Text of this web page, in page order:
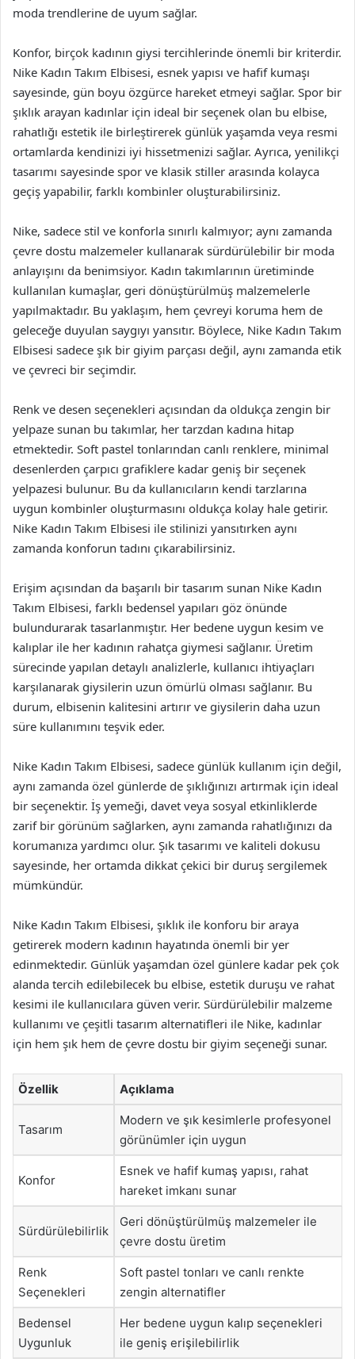
moda trendlerine de uyum sağlar.
Konfor, birçok kadının giysi tercihlerinde önemli bir kriterdir.
Nike Kadın Takım Elbisesi, esnek yapısı ve hafif kumaşı
sayesinde, gün boyu özgürce hareket etmeyi sağlar. Spor bir
şıklık arayan kadınlar için ideal bir seçenek olan bu elbise,
rahatlığı estetik ile birleştirerek günlük yaşamda veya resmi
ortamlarda kendinizi iyi hissetmenizi sağlar. Ayrıca, yenilikçi
tasarımı sayesinde spor ve klasik stiller arasında kolayca
geçiş yapabilir, farklı kombinler oluşturabilirsiniz.
Nike, sadece stil ve konforla sınırlı kalmıyor; aynı zamanda
çevre dostu malzemeler kullanarak sürdürülebilir bir moda
anlayışını da benimsiyor. Kadın takımlarının üretiminde
kullanılan kumaşlar, geri dönüştürülmüş malzemelerle
yapılmaktadır. Bu yaklaşım, hem çevreyi koruma hem de
geleceğe duyulan saygıyı yansıtır. Böylece, Nike Kadın Takım
Elbisesi sadece şık bir giyim parçası değil, aynı zamanda etik
ve çevreci bir seçimdir.
Renk ve desen seçenekleri açısından da oldukça zengin bir
yelpaze sunan bu takımlar, her tarzdan kadına hitap
etmektedir. Soft pastel tonlarından canlı renklere, minimal
desenlerden çarpıcı grafiklere kadar geniş bir seçenek
yelpazesi bulunur. Bu da kullanıcıların kendi tarzlarına
uygun kombinler oluşturmasını oldukça kolay hale getirir.
Nike Kadın Takım Elbisesi ile stilinizi yansıtırken aynı
zamanda konforun tadını çıkarabilirsiniz.
Erişim açısından da başarılı bir tasarım sunan Nike Kadın
Takım Elbisesi, farklı bedensel yapıları göz önünde
bulundurarak tasarlanmıştır. Her bedene uygun kesim ve
kalıplar ile her kadının rahatça giymesi sağlanır. Üretim
sürecinde yapılan detaylı analizlerle, kullanıcı ihtiyaçları
karşılanarak giysilerin uzun ömürlü olması sağlanır. Bu
durum, elbisenin kalitesini artırır ve giysilerin daha uzun
süre kullanımını teşvik eder.
Nike Kadın Takım Elbisesi, sadece günlük kullanım için değil,
aynı zamanda özel günlerde de şıklığınızı artırmak için ideal
bir seçenektir. İş yemeği, davet veya sosyal etkinliklerde
zarif bir görünüm sağlarken, aynı zamanda rahatlığınızı da
korumanıza yardımcı olur. Şık tasarımı ve kaliteli dokusu
sayesinde, her ortamda dikkat çekici bir duruş sergilemek
mümkündür.
Nike Kadın Takım Elbisesi, şıklık ile konforu bir araya
getirerek modern kadının hayatında önemli bir yer
edinmektedir. Günlük yaşamdan özel günlere kadar pek çok
alanda tercih edilebilecek bu elbise, estetik duruşu ve rahat
kesimi ile kullanıcılara güven verir. Sürdürülebilir malzeme
kullanımı ve çeşitli tasarım alternatifleri ile Nike, kadınlar
için hem şık hem de çevre dostu bir giyim seçeneği sunar.
Özellik Açıklama
Tasarım
Modern ve şık kesimlerle profesyonel
görünümler için uygun
Konfor
Esnek ve hafif kumaş yapısı, rahat
hareket imkanı sunar
Sürdürülebilirlik
Geri dönüştürülmüş malzemeler ile
çevre dostu üretim
Renk
Seçenekleri
Soft pastel tonları ve canlı renkte
zengin alternatifler
Bedensel
Uygunluk
Her bedene uygun kalıp seçenekleri
ile geniş erişilebilirlik